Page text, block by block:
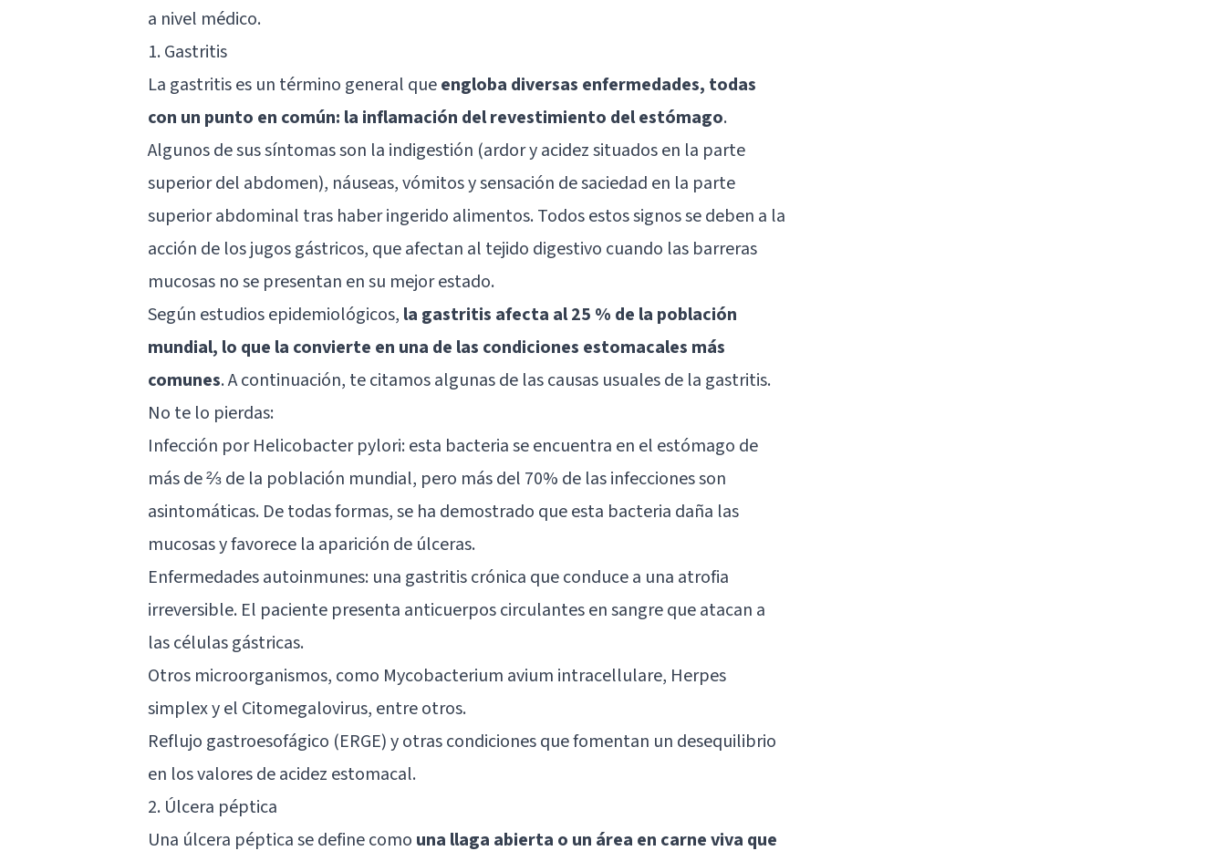
a nivel médico.
1. Gastritis
La gastritis es un término general queengloba diversas enfermedades, todas
con un punto en común: la inflamación del revestimiento del estómago.
Algunos de sus síntomas son la indigestión (ardor y acidez situados en la parte
superior del abdomen), náuseas, vómitos y sensación de saciedad en la parte
superior abdominal tras haber ingerido alimentos. Todos estos signos se deben a la
acción de los jugos gástricos, que afectan al tejido digestivo cuando las barreras
mucosas no se presentan en su mejor estado.
Según estudios epidemiológicos, la gastritis afecta al 25 % de la población
mundial, lo que la convierte en una de las condiciones estomacales más
comunes. A continuación, te citamos algunas de las causas usuales de la gastritis.
No te lo pierdas:
Infección por Helicobacter pylori: esta bacteria se encuentra en el estómago de
más de ⅔ de la población mundial, pero más del 70% de las infecciones son
asintomáticas. De todas formas, se ha demostrado que esta bacteria daña las
mucosas y favorece la aparición de úlceras.
Enfermedades autoinmunes: una gastritis crónica que conduce a una atrofia
irreversible. El paciente presenta anticuerpos circulantes en sangre que atacan a
las células gástricas.
Otros microorganismos, como Mycobacterium avium intracellulare, Herpes
simplex y el Citomegalovirus, entre otros.
Reflujo gastroesofágico (ERGE) y otras condiciones que fomentan un desequilibrio
en los valores de acidez estomacal.
2. Úlcera péptica
Una úlcera péptica se define como una llaga abierta o un área en carne viva que